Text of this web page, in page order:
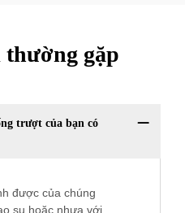
thường gặp
trượt của bạn có
được của chúng
su hoặc nhựa với